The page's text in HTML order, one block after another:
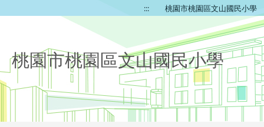
::: 桃園市桃園區文山國民小學
桃園市桃園區文山國民小學